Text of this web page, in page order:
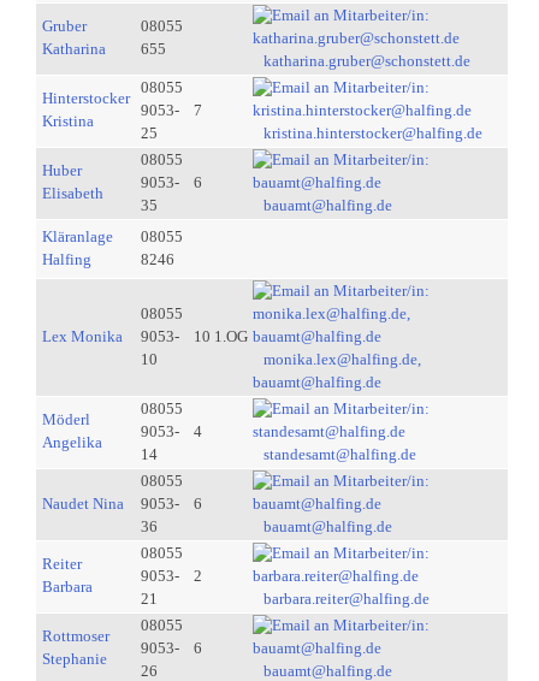
Gruber
Katharina
08055
655
katharina.gruber@schonstett.de
Hinterstocker
Kristina
08055
9053-
25
7
kristina.hinterstocker@halfing.de
Huber
Elisabeth
08055
9053-
35
6
bauamt@halfing.de
Kläranlage
Halfing
08055
8246
Lex Monika
08055
9053-
10
10 1.OG
monika.lex@halfing.de,
bauamt@halfing.de
Möderl
Angelika
08055
9053-
14
4
standesamt@halfing.de
Naudet Nina
08055
9053-
36
6
bauamt@halfing.de
Reiter
Barbara
08055
9053-
21
2
barbara.reiter@halfing.de
Rottmoser
Stephanie
08055
9053-
26
6
bauamt@halfing.de